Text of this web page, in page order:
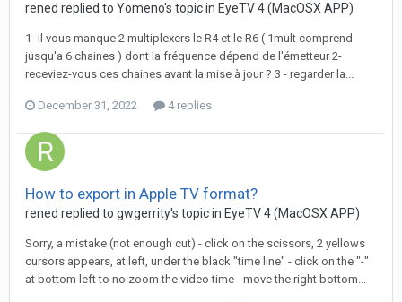
rened replied to Yomeno's topic in EyeTV 4 (MacOSX APP)
1- il vous manque 2 multiplexers le R4 et le R6 ( 1mult comprend
jusqu'a 6 chaines ) dont la fréquence dépend de l'émetteur 2-
receviez-vous ces chaines avant la mise à jour ? 3 - regarder la...
December 31, 2022 4 replies
How to export in Apple TV format?
rened replied to gwgerrity's topic in EyeTV 4 (MacOSX APP)
Sorry, a mistake (not enough cut) - click on the scissors, 2 yellows
cursors appears, at left, under the black "time line" - click on the "-"
at bottom left to no zoom the vide o time - move the right bottom...